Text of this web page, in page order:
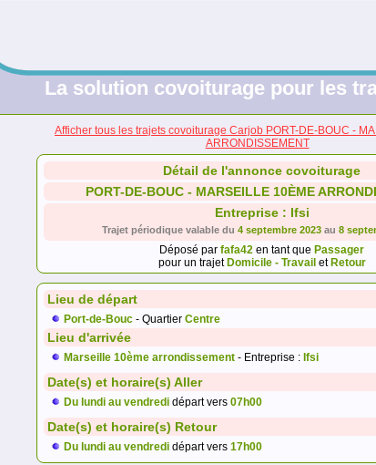
La solution covoiturage pour les
Afficher tous les trajets covoiturage Carjob PORT-DE-BOUC -
ARRONDISSEMENT
Détail de l'annonce covoiturage
PORT-DE-BOUC - MARSEILLE 10ÈME
Entreprise : Ifsi
Trajet périodique valable du 4 septembre 2023au 8
Déposé par fafa42 en tant que Passager
pour un trajet Domicile - Travail et Retour
Lieu de départ
Port-de-Bouc - Quartier Centre
Lieu d'arrivée
Marseille 10ème arrondissement - Entreprise : Ifsi
Date(s) et horaire(s) Aller
Du lundi au vendredi départ vers 07h00
Date(s) et horaire(s) Retour
Du lundi au vendredi départ vers 17h00